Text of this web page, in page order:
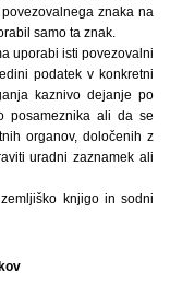
znaka na
samo ta znak.
uporabi isti povezovalni
podatek v konkretni
kaznivo dejanje po
posameznika ali da se
organov, določenih z
uradni zaznamek ali
knjigo in sodni